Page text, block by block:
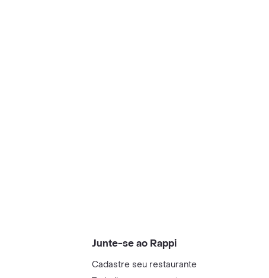
Junte-se ao Rappi
Cadastre seu restaurante